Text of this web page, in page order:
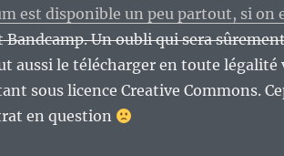
est disponible un peu partout, si on
Bandcamp. Un oubli qui sera
aussi le télécharger en toute légalité
sous licence Creative Commons.
en question